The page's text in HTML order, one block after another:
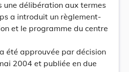
une délibération aux termes
a introduit un règlement-
et le programme du centre
été approuvée par décision
2004 et publiée en due